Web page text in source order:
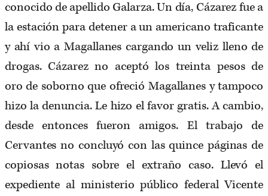
conocido de apellido Galarza. Un día, Cázarez fue a
la estación para detener a un americano traficante
y ahí vio a Magallanes cargando un veliz lleno de
drogas. Cázarez no aceptó los treinta pesos de
oro de soborno que ofreció Magallanes y tampoco
hizo la denuncia. Le hizo el favor gratis. A cambio,
desde entonces fueron amigos. El trabajo de
Cervantes no concluyó con las quince páginas de
copiosas notas sobre el extraño caso. Llevó el
expediente al ministerio público federal Vicente